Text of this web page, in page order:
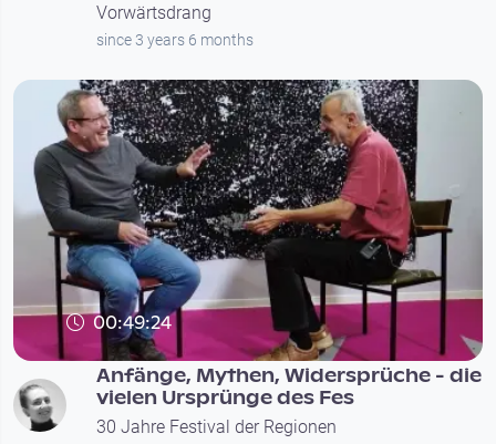
Vorwärtsdrang
since 3 years 6 months
00:49:24
Anfänge, Mythen, Widersprüche - die
vielen Ursprünge des Fes
30 Jahre Festival der Regionen